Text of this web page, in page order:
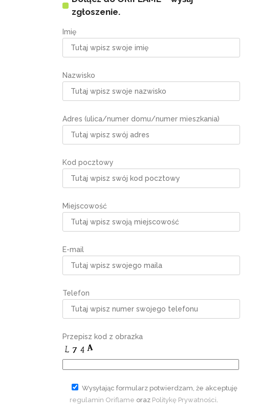
zgłoszenie.
Imię
Nazwisko
Adres (ulica/numer domu/numer mieszkania)
Kod pocztowy
Miejscowość
E-mail
Telefon
Przepisz kod z obrazka
Wysyłając formularz potwierdzam, że akceptuję
regulamin Oriflame oraz Politykę Prywatności.